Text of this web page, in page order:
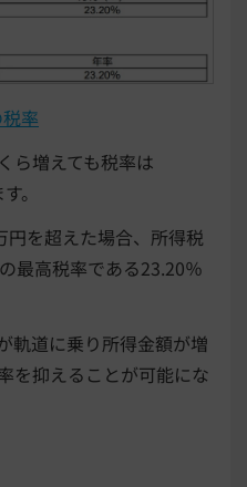
率
ら増えても税率は
。
を超えた場合、所得税
最高税率である23.20％
軌道に乗り所得金額が増
を抑えることが可能にな